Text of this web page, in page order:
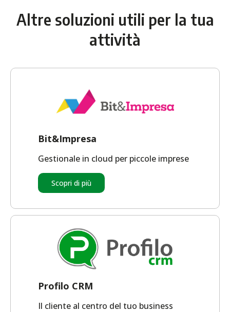
Altre soluzioni utili per la tua
attività
Bit&Impresa
Gestionale in cloud per piccole imprese
Scopri di più
Profilo CRM
Il cliente al centro del tuo business